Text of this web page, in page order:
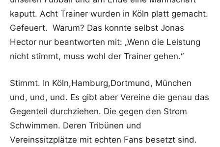
kaputt. Acht Trainer wurden in Köln platt gemacht.
Gefeuert. Warum? Das konnte selbst Jonas
Hector nur beantworten mit: „Wenn die Leistung
nicht stimmt, muss wohl der Trainer gehen.“
Stimmt. In Köln,Hamburg,Dortmund, München
und, und, und. Es gibt aber Vereine die genau das
Gegenteil durchziehen. Die gegen den Strom
Schwimmen. Deren Tribünen und
Vereinssitzplätze mit echten Fans besetzt sind.